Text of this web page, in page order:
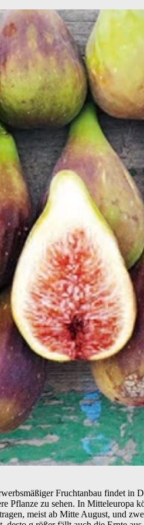
Fruchtanbau findet in
Pflanze zu sehen. In Mitteleuropa
meist ab Mitte August, und